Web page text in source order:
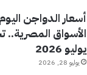
أسعار الدواجن
يوليو 2026
يوليو 28, 2026